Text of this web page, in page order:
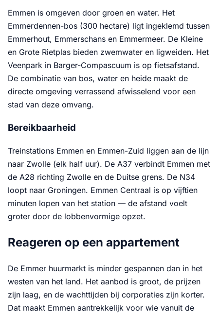
Emmen is omgeven door groen en water. Het
Emmerdennen-bos (300 hectare) ligt ingeklemd tussen
Emmerhout, Emmerschans en Emmermeer. De Kleine
en Grote Rietplas bieden zwemwater en ligweiden. Het
Veenpark in Barger-Compascuum is op fietsafstand.
De combinatie van bos, water en heide maakt de
directe omgeving verrassend afwisselend voor een
stad van deze omvang.
Bereikbaarheid
Treinstations Emmen en Emmen-Zuid liggen aan de lijn
naar Zwolle (elk half uur). De A37 verbindt Emmen met
de A28 richting Zwolle en de Duitse grens. De N34
loopt naar Groningen. Emmen Centraal is op vijftien
minuten lopen van het station — de afstand voelt
groter door de lobbenvormige opzet.
Reageren op een appartement
De Emmer huurmarkt is minder gespannen dan in het
westen van het land. Het aanbod is groot, de prijzen
zijn laag, en de wachttijden bij corporaties zijn korter.
Dat maakt Emmen aantrekkelijk voor wie vanuit de